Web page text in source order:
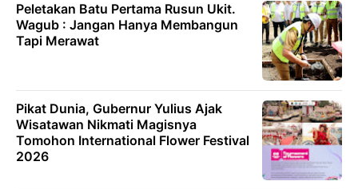
Peletakan Batu Pertama Rusun Ukit.
Wagub : Jangan Hanya Membangun
Tapi Merawat
Pikat Dunia, Gubernur Yulius Ajak
Wisatawan Nikmati Magisnya
Tomohon International Flower Festival
2026